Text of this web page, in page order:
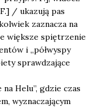
/ uka­zu­ją pas
zazna­cza na
więk­sze spię­trze­nie
i „pół­wy­spy
spraw­dza­ją­ce
Helu”, gdzie czas
wyzna­cza­ją­cym